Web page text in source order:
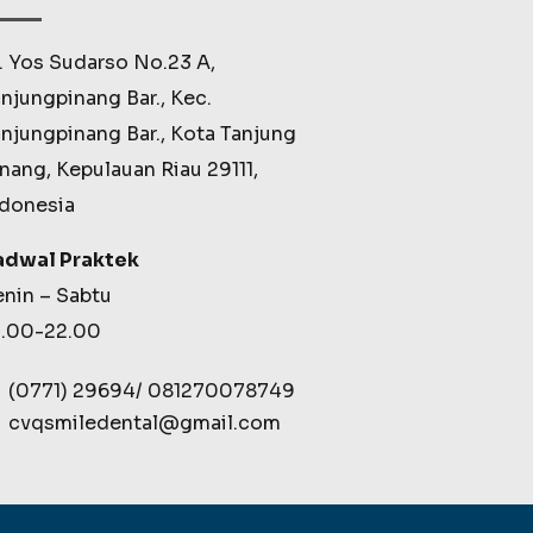
Yos Sudarso No.23 A,
Bar., Kec.
Bar., Kota Tanjung
Kepulauan Riau 29111,
Praktek
– Sabtu
22.00
(0771) 29694/ 081270078749
cvqsmiledental@gmail.com